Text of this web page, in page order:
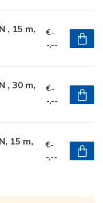
, 15 m,
€-
-,--
, 30 m,
€-
-,--
15 m,
€-
-,--